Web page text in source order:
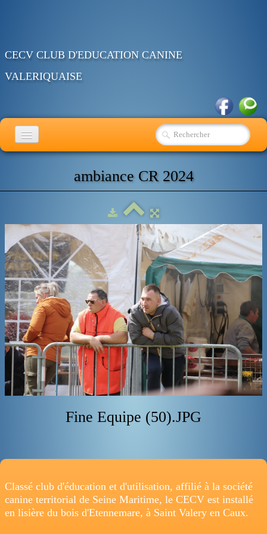
CECV CLUB D'EDUCATION CANINE
VALERIQUAISE
ACCUEIL
EDUCATION
OBEISSANCE
AGENDA
ADRESSE
ambiance CR 2024
Fine Equipe (50).JPG
Classé club d'éducation et d'utilisation, affilié à la société
canine territorial de Seine Maritime, le CECV est installé
en lisière du bois d'Etennemare, à Saint Valery en Caux.